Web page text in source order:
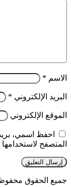
الاسم *
البريد الإلكتروني *
الموقع الإلكتروني
احفظ اسمي،
المتصفح
جميع الحقوق